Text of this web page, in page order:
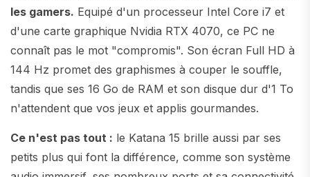
les gamers. Equipé d'un processeur Intel Core i7 et
d'une carte graphique Nvidia RTX 4070, ce PC ne
connaît pas le mot "compromis". Son écran Full HD à
144 Hz promet des graphismes à couper le souffle,
tandis que ses 16 Go de RAM et son disque dur d'1 To
n'attendent que vos jeux et applis gourmandes.
Ce n'est pas tout : le Katana 15 brille aussi par ses
petits plus qui font la différence, comme son système